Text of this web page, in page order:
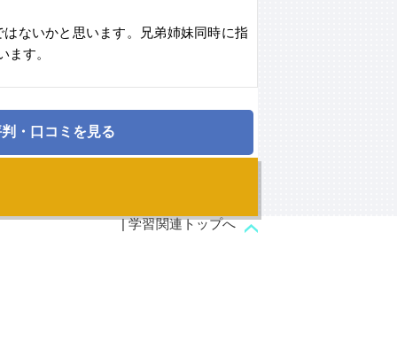
ないかと思います。兄弟姉妹同時に指
す。
・口コミを見る
| 学習関連トップへ